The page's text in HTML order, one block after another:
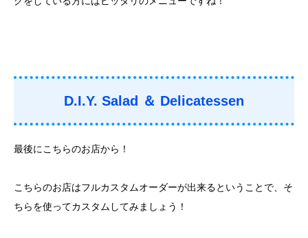
D.I.Y. Salad ＆ Delicatessen
最後にこちらのお店から！
こちらのお店はフルカスタムオーダーが出来るということで、そ
ちらを使ってカスタムしてみましょう！